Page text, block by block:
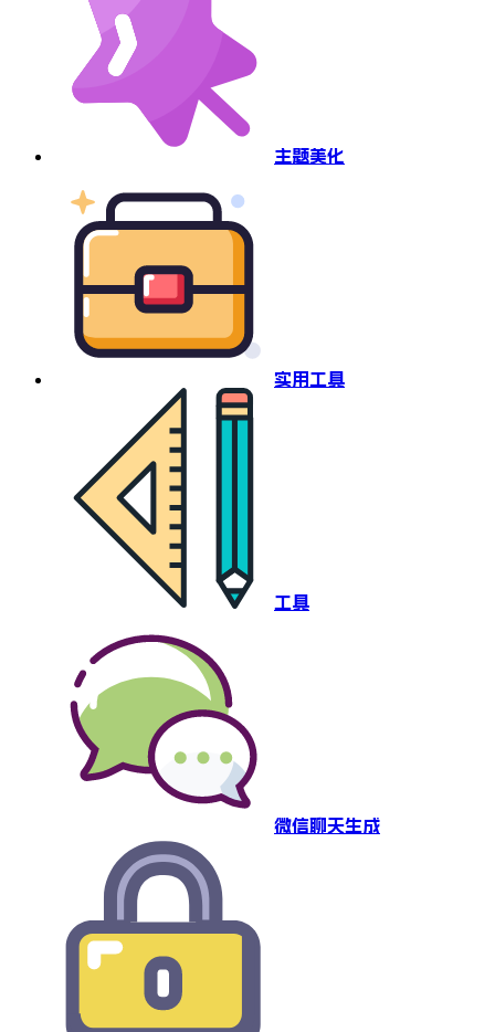
主题美化
实用工具
工具
微信聊天生成